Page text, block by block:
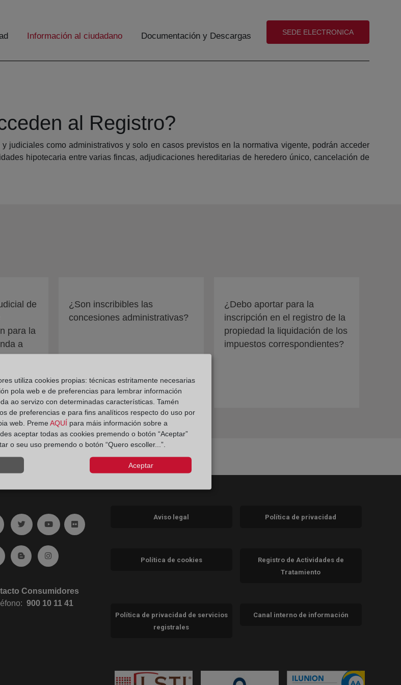
Información al ciudadano Documentación y Descargas (abre en nueva ventana)
SEDE ELECTRONICA
al Registro?
judiciales como administrativos y solo en casos previstos en la normativa vigente, podrán acceder
hipotecaria entre varias fincas, adjudicaciones hereditarias de heredero único, cancelación de
de
para la
a
¿Son inscribibles las
concesiones administrativas?
¿Debo aportar para la
inscripción en el registro de la
propiedad la liquidación de los
impuestos correspondientes?
a facebook (abre en ventana nueva)
Ir a twitter (abre en ventana nueva)
Ir a YouTube (abre en ventana nueva)
Ir a Flickr (abre en ventana nueva)
a Linkedin (abre en ventana nueva)
Ir al Blog (abre en ventana nueva)
Ir a Instagram (abre en ventana nueva)
Consumidores
900 10 11 41
Aviso legal Política de privacidad
Política de cookies
Registro de Actividades de
Tratamiento
Política de privacidad de servicios
registrales
Canal interno de información
utiliza cookies propias: técnicas estritamente necesarias
pola web e de preferencias para lembrar información
ao servizo con determinadas características. Tamén
de preferencias e para fins analíticos respecto do uso por
web. Preme AQUÍ para máis información sobre a
aceptar todas as cookies premendo o botón “Aceptar”
o seu uso premendo o botón “Quero escoller...”.
Aceptar